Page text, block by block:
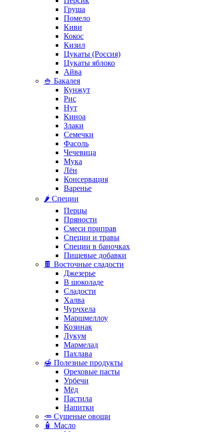
Груша
Помело
Киви
Кокос
Кизил
Цукаты (Россия)
Цукаты яблоко
Айва
🍚 Бакалея
Кунжут
Рис
Нут
Киноа
Злаки
Семечки
Фасоль
Чечевица
Мука
Лён
Консервация
Варенье
🌶️ Специи
Перцы
Пряности
Смеси приправ
Специи и травы
Специи в баночках
Пищевые добавки
🍫 Восточные сладости
Джезерье
В шоколаде
Сладости
Халва
Чурчхела
Маршмеллоу
Козинак
Лукум
Мармелад
Пахлава
🍯 Полезные продукты
Ореховые пасты
Урбечи
Мёд
Пастила
Напитки
🥕 Сушеные овощи
🧴 Масло